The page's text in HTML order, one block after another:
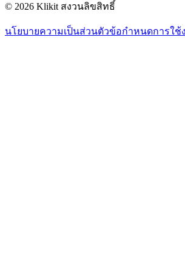
© 2026 Klikit สงวนลิขสิทธิ์
นโยบายความเป็นส่วนตัวข้อกำหนดการใช้